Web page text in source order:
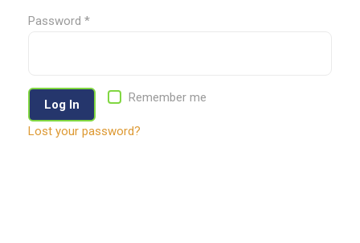
Password *
Remember me
Log In
Lost your password?